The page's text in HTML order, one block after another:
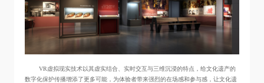
VR虚拟现实技术以其虚实结合、实时交互与三维沉浸的特点，给文化遗产的
数字化保护传播增添了更多可能，为体验者带来强烈的在场感和参与感，让文化遗